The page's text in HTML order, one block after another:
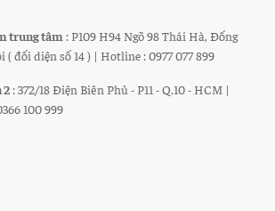
trung tâm : P109 H94 Ngõ 98 Thái Hà, Đống
( đối diện số 14 ) | Hotline : 0977 077 899
2 : 372/18 Điện Biên Phủ - P11 - Q.10 - HCM |
100 999